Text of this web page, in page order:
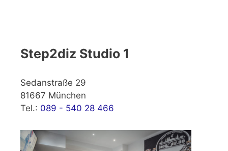
Step2diz Studio 1
Sedanstraße 29
81667 München
Tel.: 089 - 540 28 466